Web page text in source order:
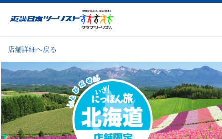
近畿日本ツーリスト
店舗詳細へ戻る